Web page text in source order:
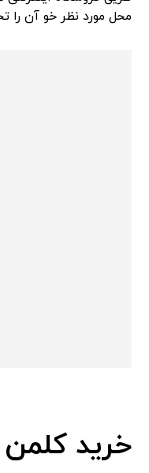
محل مورد نظر خو آن را
خرید